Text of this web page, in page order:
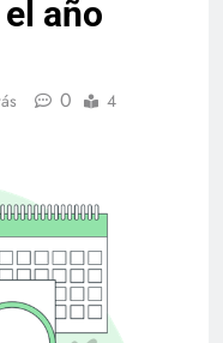
año
0
4